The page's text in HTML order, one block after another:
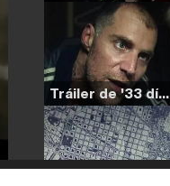
Tráiler de '33 días', la nueva serie de Atresplayer con Julián Villagrán y José Manuel Poga